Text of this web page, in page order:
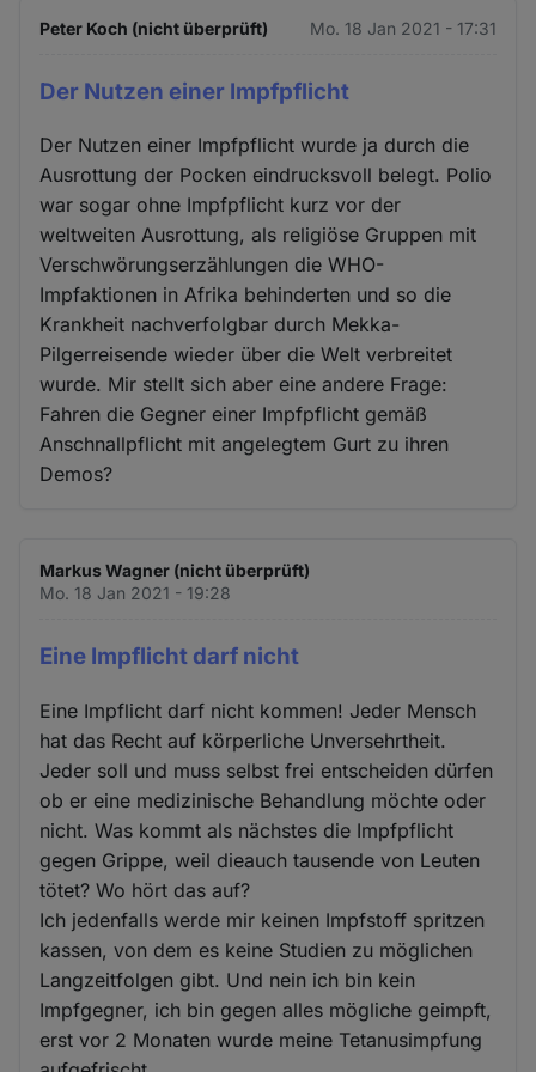
Peter Koch (nicht überprüft) Mo. 18 Jan 2021 - 17:31
Der Nutzen einer Impfpflicht
Der Nutzen einer Impfpflicht wurde ja durch die
Ausrottung der Pocken eindrucksvoll belegt. Polio
war sogar ohne Impfpflicht kurz vor der
weltweiten Ausrottung, als religiöse Gruppen mit
Verschwörungserzählungen die WHO-
Impfaktionen in Afrika behinderten und so die
Krankheit nachverfolgbar durch Mekka-
Pilgerreisende wieder über die Welt verbreitet
wurde. Mir stellt sich aber eine andere Frage:
Fahren die Gegner einer Impfpflicht gemäß
Anschnallpflicht mit angelegtem Gurt zu ihren
Demos?
Markus Wagner (nicht überprüft)
Mo. 18 Jan 2021 - 19:28
Eine Impflicht darf nicht
Eine Impflicht darf nicht kommen! Jeder Mensch
hat das Recht auf körperliche Unversehrtheit.
Jeder soll und muss selbst frei entscheiden dürfen
ob er eine medizinische Behandlung möchte oder
nicht. Was kommt als nächstes die Impfpflicht
gegen Grippe, weil dieauch tausende von Leuten
tötet? Wo hört das auf?
Ich jedenfalls werde mir keinen Impfstoff spritzen
kassen, von dem es keine Studien zu möglichen
Langzeitfolgen gibt. Und nein ich bin kein
Impfgegner, ich bin gegen alles mögliche geimpft,
erst vor 2 Monaten wurde meine Tetanusimpfung